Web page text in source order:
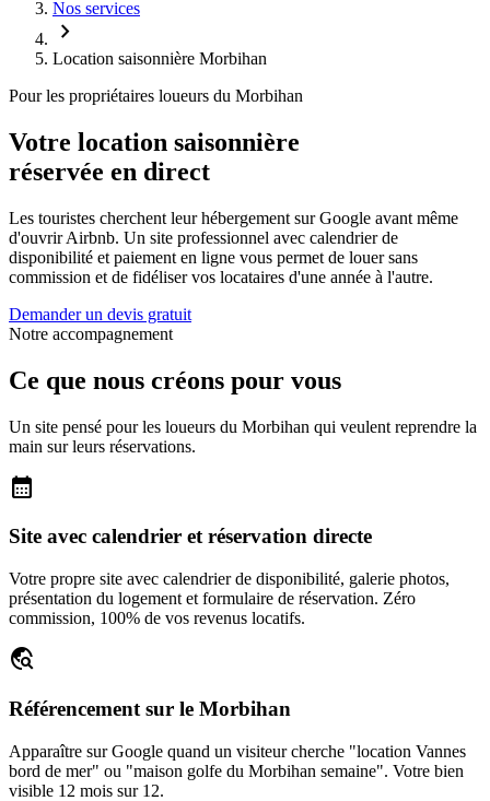
Nos services
chevron_right
Location saisonnière Morbihan
Pour les propriétaires loueurs du Morbihan
Votre location saisonnière
réservée en direct
Les touristes cherchent leur hébergement sur Google avant même
d'ouvrir Airbnb. Un site professionnel avec calendrier de
disponibilité et paiement en ligne vous permet de louer sans
commission et de fidéliser vos locataires d'une année à l'autre.
Demander un devis gratuit
Notre accompagnement
Ce que nous créons pour vous
Un site pensé pour les loueurs du Morbihan qui veulent reprendre la
main sur leurs réservations.
calendar_month
Site avec calendrier et réservation directe
Votre propre site avec calendrier de disponibilité, galerie photos,
présentation du logement et formulaire de réservation. Zéro
commission, 100% de vos revenus locatifs.
travel_explore
Référencement sur le Morbihan
Apparaître sur Google quand un visiteur cherche "location Vannes
bord de mer" ou "maison golfe du Morbihan semaine". Votre bien
visible 12 mois sur 12.